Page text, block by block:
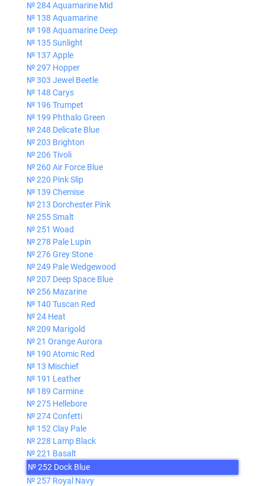
№ 284 Aquamarine Mid
№ 138 Aquamarine
№ 198 Aquamarine Deep
№ 135 Sunlight
№ 137 Apple
№ 297 Hopper
№ 303 Jewel Beetle
№ 148 Carys
№ 196 Trumpet
№ 199 Phthalo Green
№ 248 Delicate Blue
№ 203 Brighton
№ 206 Tivoli
№ 260 Air Force Blue
№ 220 Pink Slip
№ 139 Chemise
№ 213 Dorchester Pink
№ 255 Smalt
№ 251 Woad
№ 278 Pale Lupin
№ 276 Grey Stone
№ 249 Pale Wedgewood
№ 207 Deep Space Blue
№ 256 Mazarine
№ 140 Tuscan Red
№ 24 Heat
№ 209 Marigold
№ 21 Orange Aurora
№ 190 Atomic Red
№ 13 Mischief
№ 191 Leather
№ 189 Carmine
№ 275 Hellebore
№ 274 Confetti
№ 152 Clay Pale
№ 228 Lamp Black
№ 221 Basalt
№ 252 Dock Blue
№ 257 Royal Navy